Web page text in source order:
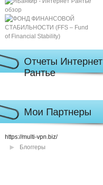
Отчеты Интернет
Рантье
Мои Партнеры
https://multi-vpn.biz/
Блоггеры